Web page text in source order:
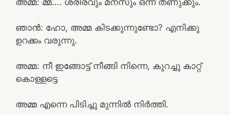
ഞാൻ: ഹോ, അമ്മ കിടക്കുന്നുണ്ടോ? എനിക്കു
ഉറക്കം വരുന്നു.
അമ്മ: നീ ഇങ്ങോട്ട് നീങ്ങി നിന്നെ, കുറച്ചു കാറ്റ്
കൊള്ളട്ടെ
അമ്മ എന്നെ പിടിച്ചു മുന്നിൽ നിർത്തി.